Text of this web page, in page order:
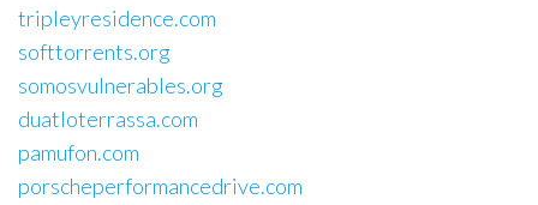
tripleyresidence.com
softtorrents.org
somosvulnerables.org
duatloterrassa.com
pamufon.com
porscheperformancedrive.com